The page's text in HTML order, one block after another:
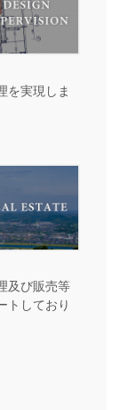
を実現しま
及び販売等
トしており